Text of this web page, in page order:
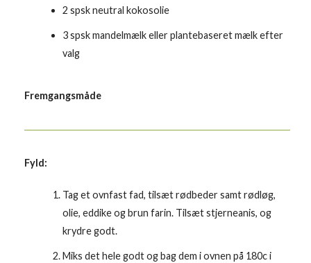
2 spsk neutral kokosolie
3 spsk mandelmælk eller plantebaseret mælk efter
valg
Fremgangsmåde
Fyld:
Tag et ovnfast fad, tilsæt rødbeder samt rødløg,
olie, eddike og brun farin. Tilsæt stjerneanis, og
krydre godt.
Miks det hele godt og bag dem i ovnen på 180c i